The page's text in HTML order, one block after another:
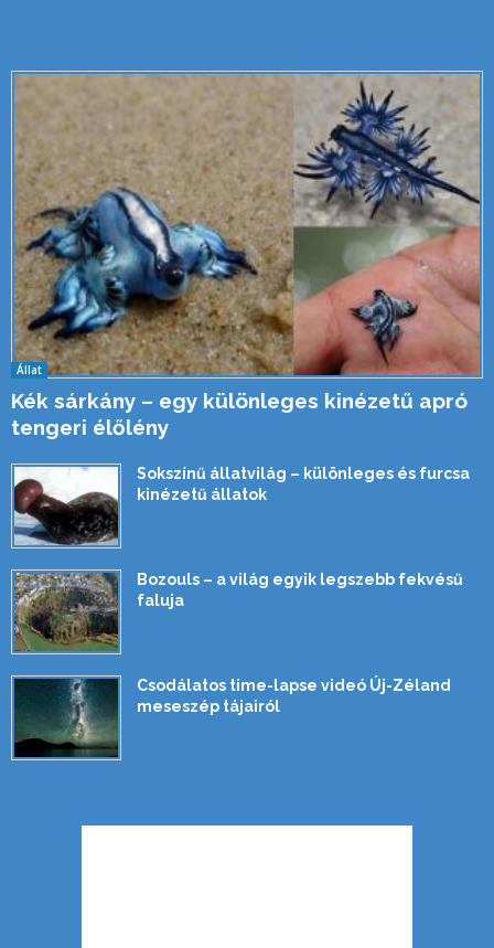
Állat
Kék sárkány – egy különleges kinézetű apró
tengeri élőlény
Sokszínű állatvilág – különleges és furcsa
kinézetű állatok
Bozouls – a világ egyik legszebb fekvésű
faluja
Csodálatos time-lapse videó Új-Zéland
meseszép tájairól